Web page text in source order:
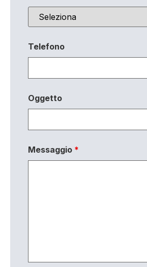
Telefono
Oggetto
Messaggio *